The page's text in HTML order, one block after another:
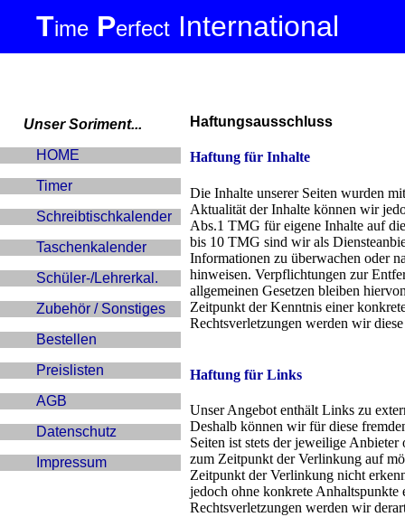
Time Perfect International
Unser Soriment...
HOME
Timer
Schreibtischkalender
Taschenkalender
Schüler-/Lehrerkal.
Zubehör / Sonstiges
Bestellen
Preislisten
AGB
Datenschutz
Impressum
Haftungsausschluss
Haftung für Inhalte
Die Inhalte unserer Seiten wurden
Aktualität der Inhalte können wir
Abs.1 TMG für eigene Inhalte auf
bis 10 TMG sind wir als
Informationen zu überwachen oder
hinweisen. Verpflichtungen zur
allgemeinen Gesetzen bleiben
Zeitpunkt der Kenntnis einer
Rechtsverletzungen werden wir
Haftung für Links
Unser Angebot enthält Links zu
Deshalb können wir für diese
Seiten ist stets der jeweilige
zum Zeitpunkt der Verlinkung auf
Zeitpunkt der Verlinkung nicht
jedoch ohne konkrete
Rechtsverletzungen werden wir